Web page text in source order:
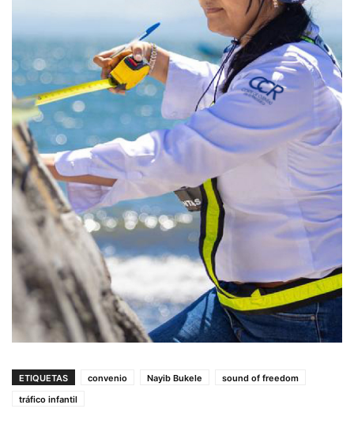
ETIQUETAS convenio Nayib Bukele
sound of freedom
tráfico infantil